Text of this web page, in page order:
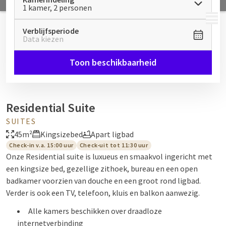
MENU
1 kamer, 2 personen
Verblijfsperiode
Data kiezen
Toon beschikbaarheid
Residential Suite
SUITES
45m²
Kingsizebed Apart ligbad
Check-in v.a. 15:00 uur Check-uit tot 11:30 uur
Onze Residential suite is luxueus en smaakvol ingericht met
een kingsize bed, gezellige zithoek, bureau en een open
badkamer voorzien van douche en een groot rond ligbad.
Verder is ook een TV, telefoon, kluis en balkon aanwezig.
Alle kamers beschikken over draadloze
internetverbinding